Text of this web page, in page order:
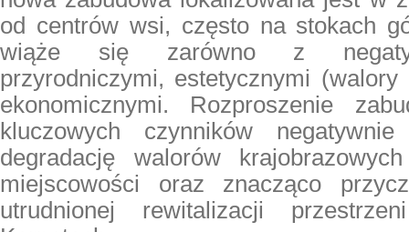
od centrów wsi, często na stokach
wiąże się zarówno z
przyrodniczymi, estetycznymi
ekonomicznymi. Rozproszenie
kluczowych czynników
degradację walorów
miejscowości oraz znacząco
utrudnionej rewitalizacji